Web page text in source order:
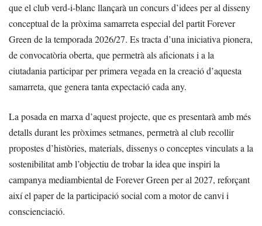
que el club verd-i-blanc llançarà un concurs d’idees per al disseny
conceptual de la pròxima samarreta especial del partit Forever
Green de la temporada 2026/27. Es tracta d’una iniciativa pionera,
de convocatòria oberta, que permetrà als aficionats i a la
ciutadania participar per primera vegada en la creació d’aquesta
samarreta, que genera tanta expectació cada any.
La posada en marxa d’aquest projecte, que es presentarà amb més
detalls durant les pròximes setmanes, permetrà al club recollir
propostes d’històries, materials, dissenys o conceptes vinculats a la
sostenibilitat amb l’objectiu de trobar la idea que inspiri la
campanya mediambiental de Forever Green per al 2027, reforçant
així el paper de la participació social com a motor de canvi i
conscienciació.